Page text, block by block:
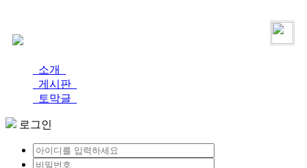
소개
게시판
토막글
로그인